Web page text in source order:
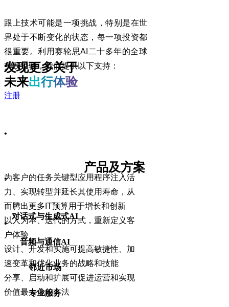
跟上技术可能是一项挑战，特别是在世
界处于不断变化的状态，每一项投资都
很重要。利用赛轮思AI 二十多年的全球
实践经验，我们提供以下支持：
•
•
•
•
为客户的任务关键型应用程序注入活
力、实现转型并延长其使用寿命，从
而腾出更多 IT预算用于增长和创新
以人为本、迭代的方式，重新定义客
户体验
设计、开发和实施可提高敏捷性、加
速变革和优化业务的战略和技能
分享、启动和扩展可促进运营和实现
价值最大化的方法
发现更多关于
未来出行体验
注册
产品及方案
对话式与生成式AI
音频与通信AI
邻近市场
专业服务